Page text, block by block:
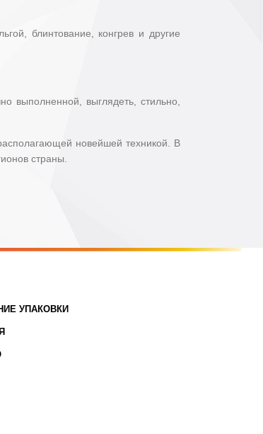
блинтование, конгрев и другие
выполненной, выглядеть, стильно,
новейшей техникой. В
страны.
УПАКОВКИ